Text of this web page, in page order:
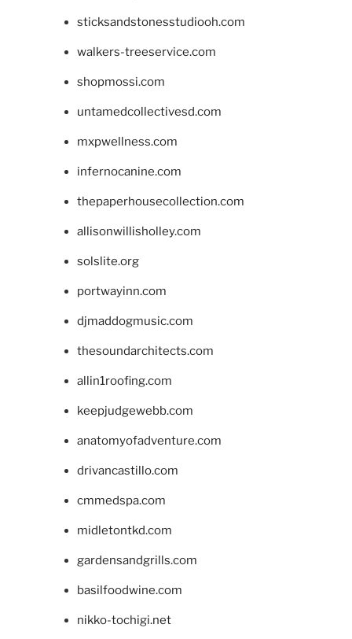
sticksandstonesstudiooh.com
walkers-treeservice.com
shopmossi.com
untamedcollectivesd.com
mxpwellness.com
infernocanine.com
thepaperhousecollection.com
allisonwillisholley.com
solslite.org
portwayinn.com
djmaddogmusic.com
thesoundarchitects.com
allin1roofing.com
keepjudgewebb.com
anatomyofadventure.com
drivancastillo.com
cmmedspa.com
midletontkd.com
gardensandgrills.com
basilfoodwine.com
nikko-tochigi.net